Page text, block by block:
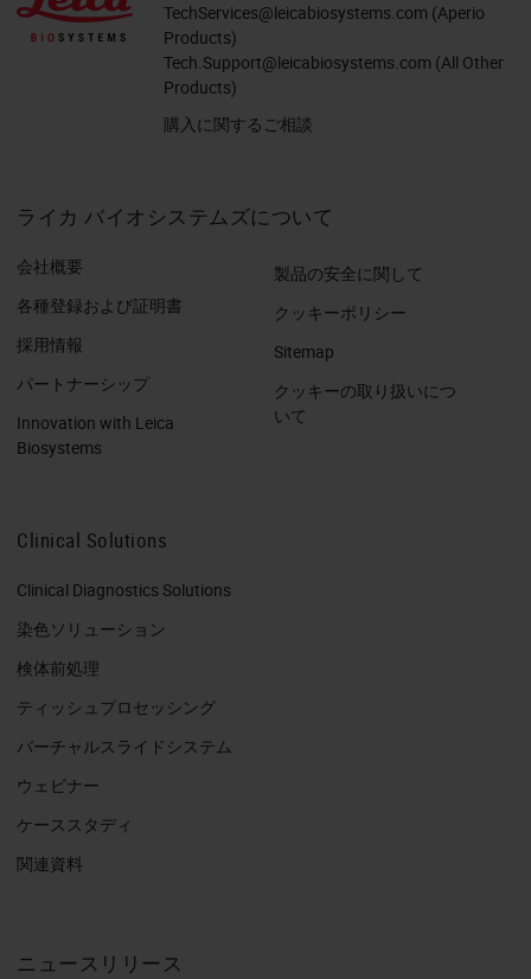
TechServices@leicabiosystems.com (Aperio
Products)
Tech.Support@leicabiosystems.com (All Other
Products)
購入に関するご相談
ライカ バイオシステムズについて
会社概要
各種登録および証明書
採用情報
パートナーシップ
Innovation with Leica
Biosystems
製品の安全に関して
クッキーポリシー
Sitemap
クッキーの取り扱いにつ
いて
Clinical Solutions
Clinical Diagnostics Solutions
染色ソリューション
検体前処理
ティッシュプロセッシング
バーチャルスライドシステム
ウェビナー
ケーススタディ
関連資料
ニュースリリース